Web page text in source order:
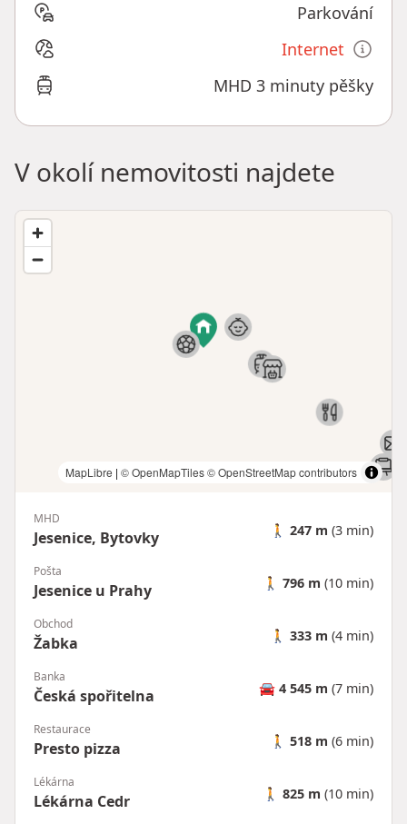
Parkování
Internet
MHD 3 minuty pěšky
V okolí nemovitosti najdete
MapLibre | © OpenMapTiles© OpenStreetMap contributors
MHD
Jesenice, Bytovky 🚶 247 m (3 min)
Pošta
Jesenice u Prahy 🚶 796 m (10 min)
Obchod
Žabka 🚶 333 m (4 min)
Banka
Česká spořitelna 🚘 4 545 m (7 min)
Restaurace
Presto pizza 🚶 518 m (6 min)
Lékárna
Lékárna Cedr 🚶 825 m (10 min)